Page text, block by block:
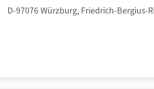
D-97076 Würzburg, Friedrich-Bergius-